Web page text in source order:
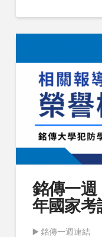
銘傳一週
年國家考
▶️ 銘傳一週連結